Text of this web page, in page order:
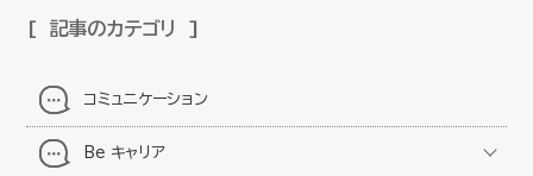
記事のカテゴリ
コミュニケーション
Be キャリア